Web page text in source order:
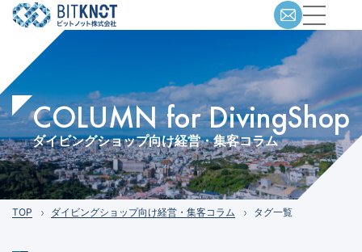
COLUMN for DivingShop
ダイビングショップ向け経営・集客コラム
TOP ダイビングショップ向け経営・集客コラム タグ一覧